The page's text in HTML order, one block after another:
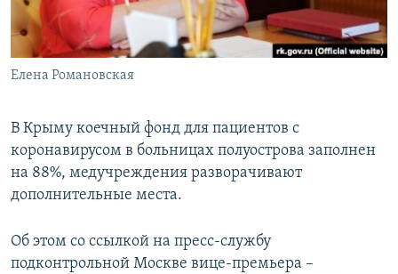
ПОБЕДИТЕЛЕЙ НЕ СУДЯТ?
КРЫМ.НЕПОКОРЕННЫЙ
ELIFBE
ПРИСОЕДИНЯЙТЕСЬ!
Все сайты RFE/RL
Елена Романовская
В Крыму коечный фонд для пациентов с
коронавирусом в больницах полуострова заполнен
на 88%, медучреждения разворачивают
дополнительные места.
Об этом со ссылкой на пресс-службу
подконтрольной Москве вице-премьера –